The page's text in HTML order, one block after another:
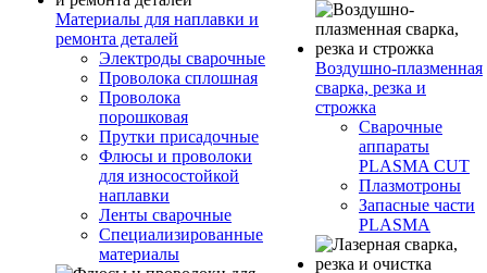
Материалы для наплавки и
ремонта деталей
Электроды сварочные
Проволока сплошная
Проволока
порошковая
Прутки присадочные
Флюсы и проволоки
для износостойкой
наплавки
Ленты сварочные
Специализированные
материалы
Воздушно-плазменная
сварка, резка и
строжка
Сварочные
аппараты
PLASMA CUT
Плазмотроны
Запасные части
PLASMA